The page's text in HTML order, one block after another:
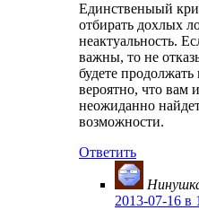
Единственыый
отбирать дохлых
неактуальность.
важны, то не
будете
вероятно, что вам
неожиданно
возможности.
Ответить
2013-07-16 в